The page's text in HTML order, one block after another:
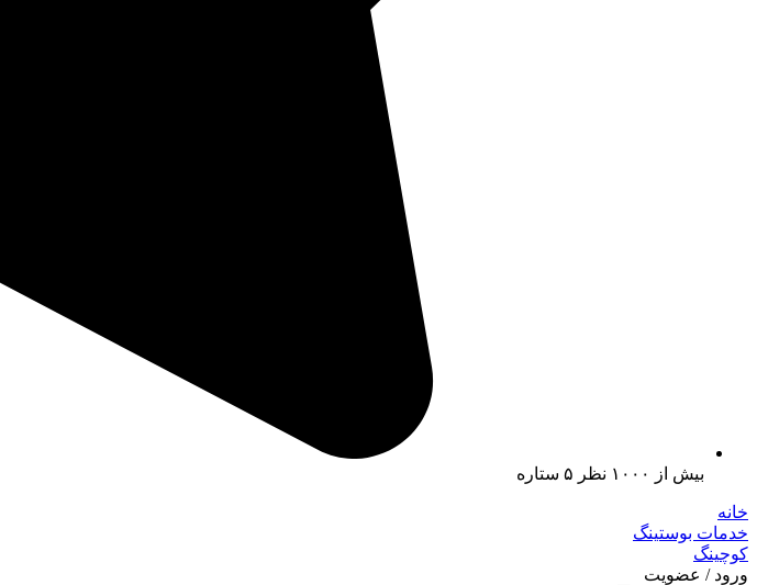
بیش از ۱۰۰۰ نظر ۵ ستاره
خانه
خدمات بوستینگ
کوچینگ
ورود / عضویت